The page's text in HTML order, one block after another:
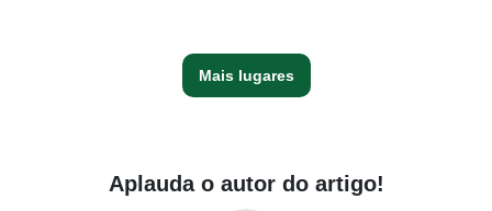
Mais lugares
Aplauda o autor do artigo!